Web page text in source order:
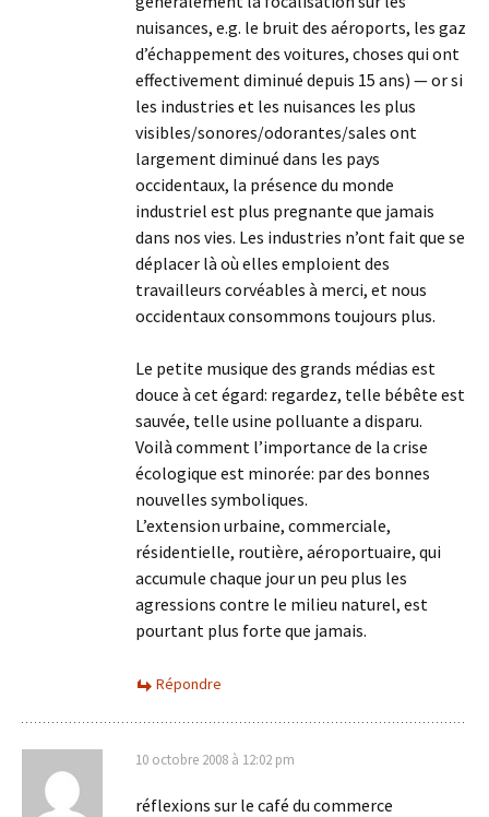
nuisances, e.g. le bruit des aéroports, les gaz
d’échappement des voitures, choses qui ont
effectivement diminué depuis 15 ans) — or si
les industries et les nuisances les plus
visibles/sonores/odorantes/sales ont
largement diminué dans les pays
occidentaux, la présence du monde
industriel est plus pregnante que jamais
dans nos vies. Les industries n’ont fait que se
déplacer là où elles emploient des
travailleurs corvéables à merci, et nous
occidentaux consommons toujours plus.
Le petite musique des grands médias est
douce à cet égard: regardez, telle bébête est
sauvée, telle usine polluante a disparu.
Voilà comment l’importance de la crise
écologique est minorée: par des bonnes
nouvelles symboliques.
L’extension urbaine, commerciale,
résidentielle, routière, aéroportuaire, qui
accumule chaque jour un peu plus les
agressions contre le milieu naturel, est
pourtant plus forte que jamais.
Répondre
10 octobre 2008 à 12:02 pm
réflexions sur le café du commerce